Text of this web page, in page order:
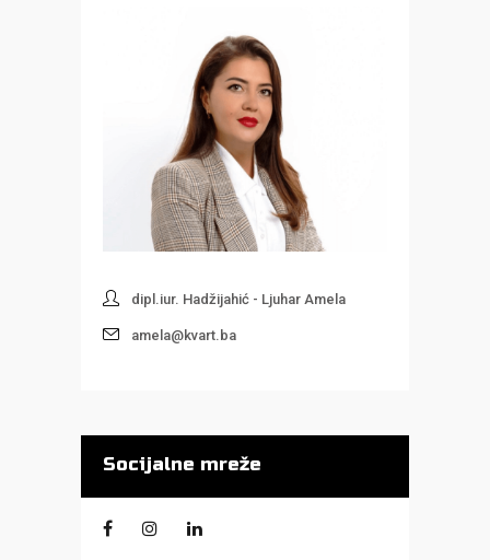
dipl.iur. Hadžijahić - Ljuhar Amela
amela@kvart.ba
Socijalne mreže